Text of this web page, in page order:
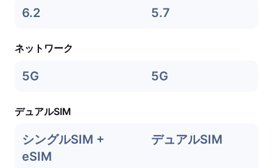
6.2 5.7
ネットワーク
5G 5G
デュアルSIM
シングルSIM +
eSIM
デュアルSIM